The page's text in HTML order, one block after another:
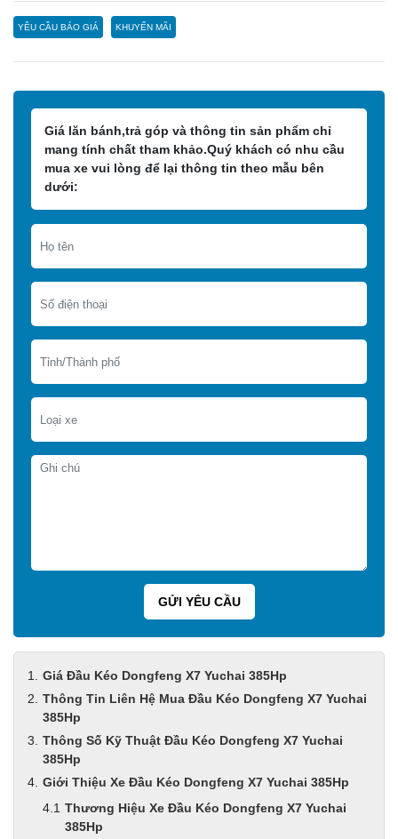
YÊU CẦU BÁO GIÁ KHUYẾN MÃI
Giá lăn bánh,trả góp và thông tin sản phẩm chỉ
mang tính chất tham khảo.Quý khách có nhu cầu
mua xe vui lòng để lại thông tin theo mẫu bên
dưới:
Giá Đầu Kéo Dongfeng X7 Yuchai 385Hp
Thông Tin Liên Hệ Mua Đầu Kéo Dongfeng X7 Yuchai
385Hp
Thông Số Kỹ Thuật Đầu Kéo Dongfeng X7 Yuchai
385Hp
Giới Thiệu Xe Đầu Kéo Dongfeng X7 Yuchai 385Hp
Thương Hiệu Xe Đầu Kéo Dongfeng X7 Yuchai
385Hp